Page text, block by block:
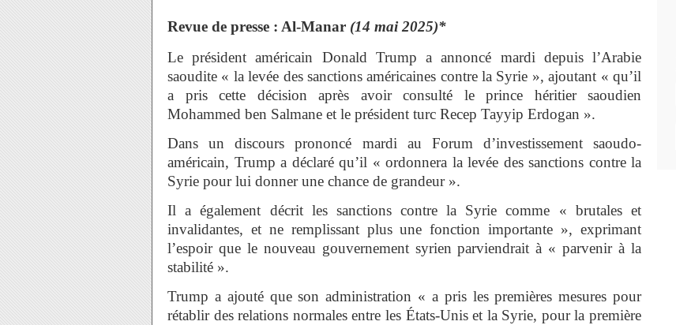
Revue de presse : Al-Manar (14 mai 2025)*
Le président américain Donald Trump a annoncé mardi depuis l’Arabie
saoudite « la levée des sanctions américaines contre la Syrie », ajoutant « qu’il
a pris cette décision après avoir consulté le prince héritier saoudien
Mohammed ben Salmane et le président turc Recep Tayyip Erdogan ».
Dans un discours prononcé mardi au Forum d’investissement saoudo-
américain, Trump a déclaré qu’il « ordonnera la levée des sanctions contre la
Syrie pour lui donner une chance de grandeur ».
Il a également décrit les sanctions contre la Syrie comme « brutales et
invalidantes, et ne remplissant plus une fonction importante », exprimant
l’espoir que le nouveau gouvernement syrien parviendrait à « parvenir à la
stabilité ».
Trump a ajouté que son administration « a pris les premières mesures pour
rétablir des relations normales entre les États-Unis et la Syrie, pour la première